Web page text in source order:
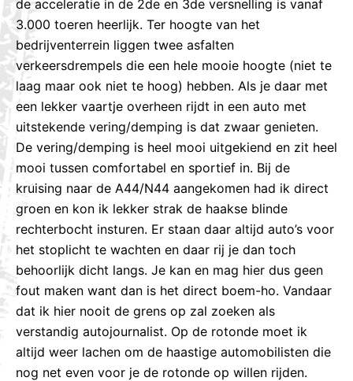
de acceleratie in de 2de en 3de versnelling is vanaf
3.000 toeren heerlijk. Ter hoogte van het
bedrijventerrein liggen twee asfalten
verkeersdrempels die een hele mooie hoogte (niet te
laag maar ook niet te hoog) hebben. Als je daar met
een lekker vaartje overheen rijdt in een auto met
uitstekende vering/demping is dat zwaar genieten.
De vering/demping is heel mooi uitgekiend en zit heel
mooi tussen comfortabel en sportief in. Bij de
kruising naar de A44/N44 aangekomen had ik direct
groen en kon ik lekker strak de haakse blinde
rechterbocht insturen. Er staan daar altijd auto’s voor
het stoplicht te wachten en daar rij je dan toch
behoorlijk dicht langs. Je kan en mag hier dus geen
fout maken want dan is het direct boem-ho. Vandaar
dat ik hier nooit de grens op zal zoeken als
verstandig autojournalist. Op de rotonde moet ik
altijd weer lachen om de haastige automobilisten die
nog net even voor je de rotonde op willen rijden.